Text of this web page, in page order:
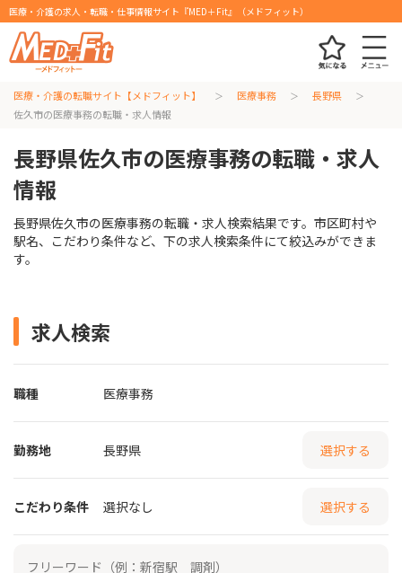
医療・介護の求人・転職・仕事情報サイト『MED＋Fit』（メドフィット）
医療・介護の転職サイト【メドフィット】 医療事務
長野県
佐久市の医療事務の転職・求人情報
長野県佐久市の医療事務の転職・求人
情報
長野県佐久市の医療事務の転職・求人検索結果です。市区町村や
駅名、こだわり条件など、下の求人検索条件にて絞込みができま
す。
求人検索
職種 医療事務
勤務地 長野県 選択する
こだわり条件 選択なし 選択する